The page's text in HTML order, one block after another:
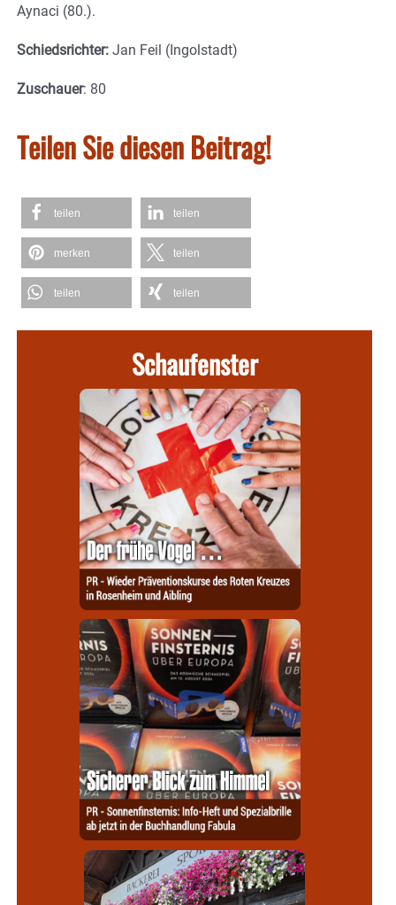
Aynaci (80.).
Schiedsrichter: Jan Feil (Ingolstadt)
Zuschauer: 80
Teilen Sie diesen Beitrag!
teilen teilen
merken teilen
teilen teilen
Schaufenster